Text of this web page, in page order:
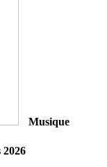
Musique
2026